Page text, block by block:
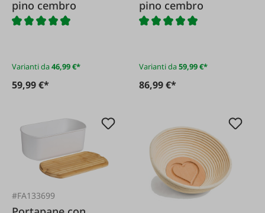
pino cembro
Varianti da46,99 €*
59,99 €*
pino cembro
Varianti da59,99 €*
86,99 €*
#FA133699